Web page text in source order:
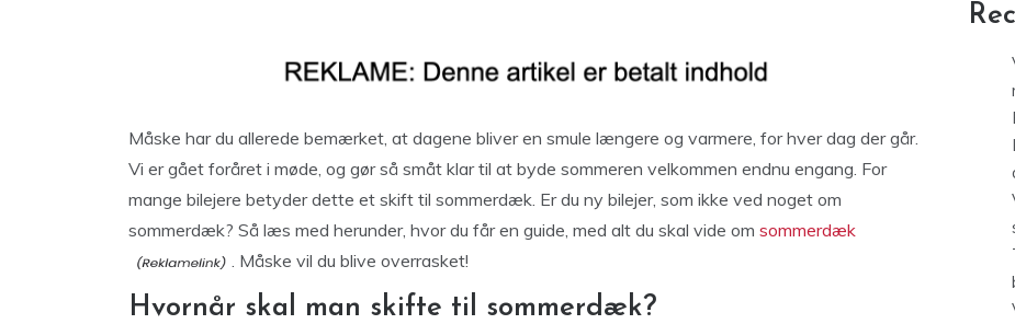
Måske har du allerede bemærket, at dagene bliver en smule længere og varmere, for hver dag der går.
Vi er gået foråret i møde, og gør så småt klar til at byde sommeren velkommen endnu engang. For
mange bilejere betyder dette et skift til sommerdæk. Er du ny bilejer, som ikke ved noget om
sommerdæk? Så læs med herunder, hvor du får en guide, med alt du skal vide om sommerdæk
. Måske vil du blive overrasket!
Hvornår skal man skifte til sommerdæk?